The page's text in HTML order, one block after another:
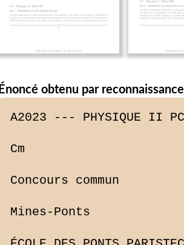
Énoncé obtenu par
A2023 --- PHYSIQUE II PC

Cm

Concours commun

Mines-Ponts

ÉCOLE DES PONTS PARISTECH,
ISAE-SUPAERO, ENSTA PARIS,
TÉLÉCOM PARIS, MINES PARIS,
MINES SAINT-ÉTIENNE, MINES NANCY,
IMT ATLANTIQUE, ENSAE PARIS,
CHIMIE PARISTECH - PSL.

Concours Mines-Télécom,
Concours Centrale-Supélec (Cycle International).
CONCOURS 2023
DEUXIÈME ÉPREUVE DE PHYSIQUE

Durée de l'épreuve : 4 heures

L'usage de la calculatrice ou de tout dispositif électronique est interdit.

Les candidats sont priés de mentionner de façon apparente
sur la première page de la copie :

PHYSIQUE II - PC

L'énoncé de cette épreuve comporte 9 pages de texte.

Si, au cours de l'épreuve, un candidat repère ce qui lui semble être une erreur 
d'énontcé, il le
signale sur sa copie et poursuit sa composition en expliquant les raisons des 
initiatives qu'il est
amené à prendre.

Les sujets sont la propriété du GIP CCMP. Ils sont publiés sous les termes de 
la licence
Creative Commons Attribution - Pas d'Utilisation Commerciale - Pas de 
Modification 3.0 France.
Tout autre usage est soumis à une autorisation préalable du Concours commun 
Mines Ponts.

Physique II, année 2025 -- filière PC

Planche à voile et vagues.

Ce sujet étudie de manière quantitative la physique des sports de voile. Dans 
la première partie,
nous proposons une étude détaillée des différentes forces qui permettent à une 
planche à voile
d'avancer sur l'eau en présence de vent sur une mer calme. Dans la seconde 
partie, on étudie la
formation des vagues à la surface de la mer. Ces deux parties sont totalement 
indépendantes.

Les vecteurs sont repérés par des flèches () sauf s'ils sont unitaires, ils 
sont alors spécifiés par
des chapeaux (EUR,). Les applications numériques seront fournies avec 2 
chiffres significatifs.

I Étude de la planche à voile.

La première partie porte sur l'étude de la propulsion des planches à voile, 
dans un modèle
simplifié. Afin de comprendre les différents phénomènes physiques responsables 
du déplacement
de la planche à voile sur un plan d'eau ainsi que des changements de directions 
de la planche,
nous allons nous intéresser tout d'abord à la force propulsive associée au vent.

IA Navigation par vent arrière.

Dans un premier temps, on considère une planche à voile qui se déplace dans la 
même direction
que le vent. La vitesse du vent est supposée constante, elle est caractérisée 
par le vecteur
v, = V,EUR,. La vitesse de la planche à voile est caractérisée par le vecteur 
dv, = v, EUR,, colinéaire
à v,, et telle que ü, + ü, > 0.

La voile est assimilée à un triangle isocèle plein de surface $S, dont l'un des 
deux côtés de
longueur identique a constitue le mât de la voile. L'angle au sommet symétrique 
du triangle
isocèle est appelé a. Le mât de la voile fait un angle Ô avec la verticale. Le 
poids du mât sera
négligé dans cette partie. Le point d'attache du mât sur la planche est noté O.

Dans cette sous-partie, nous supposerons que le plan de la voile est orthogonal 
à la fois à la
direction du vent et au plan contenant la planche. Le plan de la planche est 
supposé horizontal.
Ces différentes informations sont récapitulées sur la figure 1 ci-dessous.

Vy F 2 Ez
Ez Ey
= Ex Cy
oO
Ex nr

Qu

el Voile

de surface S

Ye de .-- Planche
Planche d F
essus Up

Vue de face

FIGURE 1 - Représentation schématisée de la planche et de sa voile.

Page 1/9
Physique II, année 2023 -- filière PC

Afin d'estimer la force propulsive du vent dans la voile dans cette 
configuration particulière, le
modèle le plus simple consiste à supposer que l'air est un gaz homogène composé 
de particules
de masse m se déplaçant à une vitesse v,. Lors du choc avec la voile, ces 
particules cèdent
intégralement leur quantité de mouvement à la voile. On admet que le temps 
caractéristique
T associé à la collision d'une particule d'air avec la voile correspond à celui 
du transfert de sa
quantité de mouvement. On négligera les effets de bord dans ce modèle.

D -- 1. Exprimer le nombre N de particules d'air qui entrent en collision avec 
la voile pendant
un temps Tr en fonction de m, #, v,, Tr et de la masse volumique de l'air notée 
pa.

1 -- 2. En précisant les hypothèses nécessaires, déterminer l'expression de la 
force f associée à
l'impact d'une molécule.

D -- 3. En déduire l'expression de la force propulsive F exercée dans la voile 
par le vent en
fonction de p,, v, et S.

Il existe une valeur d'angle 0 = 04 pour laquelle le mode de propulsion 
envisagé permet un
déplacement en ligne droite dans la direction du vent, sans dérive ou 
changement de direction.
Dans cette configuration, notée ., la force propulsive se répartit 
symétriquement sur les deux
parties de la voile séparées par l'axe (O,EUR,).

D -- 4. Établir l'expression de S en fonction de a et à.

Établir l'expression de la surface S' de la voile située à la droite de la 
verticale et repré-
sentée en grisé sur la vue de face de la figure 1. On exprimera Sen fonction de 
à, a et

Û.

En déduire que la configuration .7 est caractérisée par la relation

sin
tan 03 -- 2 ca

Déterminer la valeur numérique de 44 pour une voile dont l'angle au sommet est 
a = 60°.

Le modèle simple de collision entre les molécules d'air et la voile ne donne 
qu'une estimation de
l'ordre de grandeur de la force propulsive sur la voile. En effet, ce modèle 
néglige complètement
la mécanique des fluides autour de la voile. En particulier, les écoulements de 
l'air autour de la
voile ne sont pas pris en compte. Lors de la mesure de ces écoulements en 
soufflerie avec une
voile fixe, rigide et perpendiculaire au vent, on trouve une force propulsive 
phénoménologique
colinéaire à la direction du vent de la forme

_ 1 .
Fpro = GPaOS USE, (1)

Dans cette relation, le coefficient sans dimension C, dépend de plusieurs 
facteurs dont la cour-
bure de la voile, son orientation par rapport à l'écoulement moyen mais aussi 
et dans une
moindre mesure de la vitesse du vent. Nous supposerons par la suite que la 
force propulsive est
donnée par la relation (1), avec un coefficient C, indépendant de la vitesse du 
vent.

Par ailleurs, le déplacement de la planche à la surface de l'eau engendre une 
force résistante
entre la planche et l'eau, qui dépend de la vitesse de la planche par rapport à 
l'eau. Nous
supposerons pour simplifier que cette force est de direction opposée à la force 
propulsive, et que
son intensité est donnée par une relation inspirée de la relation (1), soit

Fe 1 nu
Es = -- 5 Pe On Svp (2)

dans laquelle on à utilisé maintenant la masse volumique p. de l'eau, la 
surface de frottement
effective entre la planche et l'eau S; et le coefficient sans dimension C,.

Page 2/9
Physique II, année 2023 -- filière PC

1 -- 5. Lorsque le planche à voile se déplace à une vitesse v,, quelle est 
l'expression de la vitesse
du vent qui souffle dans la voile relativement au référentiel entrainé avec la 
planche ? Ce
vent s'appelle le vent apparent, sa vitesse est notée v,,, c'est elle qu'il 
faut prendre
en compte dans l'expression (1) de la force propulsive .

1 -- 6. En supposant un mouvement uniforme de la planche à voile à la vitesse 
w,, exprimer la

norme de cette vitesse en fonction de vw, et de la quantité o = 1/ PS.

Est-il possible pour la planche à voile d'aller plus vite que le vent ?

IB Navigation « au près ».

Jusqu'à présent, le déplacement de la planche à voile a été décrit dans le même 
sens que le
vent. On considère maintenant une planche à voile qui « remonte au vent ». Cela 
veut dire en
pratique que le produit scalaire de la vitesse du vent par celle de la planche 
à voile est négatif
Uy * Up < 0. Afin de préciser les choses, on définit la direction de navigation comme l'angle f entre la vitesse du vent et celle de la planche de telle manière que : ü, + ü, = --w,uv, cos So, avec 0 < 55 < T/2, we = [féull et v, = [fo Cet angle est représenté sur la figure 2 ci-dessous sur laquelle on à également indiqué la présence d'une dérive sous la planche. Cette dérive, placée sur l'axe de symétrie de la planche, assure la stabilité du mouvement et permet l'appui nécessaire pour orienter la vitesse de la planche dans une direction différente de celle du vent. Son effet sera pris en compte dans notre modèle de façon effective. Bo Vue de dessus Dérive FIGURE 2 - La planche remonte le vent. D -- 7. Dans le cas d'une planche qui remonte au vent, démontrer que la norme v,, de la vitesse Vy du vent apparent est supérieure à celle de la vitesse v, du vent réel. Lorsque la planche à voile se déplace en remontant au vent, l'orientation de la voile par rapport au vent apparent influence fortement la force générée par le vent. Des mesures en souferie permettent de montrer que la voile se comporte dans ce cas de manière similaire à une aile d'avion : le vent génère d'une part une force dans la direction orthogonale à celle du vent apparent et d'autre part une force dans la même direction et le même sens que le vent apparent. Page 3/9 Physique II, année 2023 -- filière PC Ces deux forces sont appelées respectivement la force de portance et la force de traînée. Elles sont données par les deux relations ci-dessous et représentées sur la figure 3 : = 1 = à 1 = Fer -- D PaCv,1 (B)Sv% EL à et Fi -- ZPaC (8) SE La . (3) Les coefficients C de portance et de traînée dépendent de l'angle B entre le vent apparent et le plan moyen de la voile. Cet angle dit d'attaque est également représenté sur la figure 3. Dans ces relations, les vecteurs EUR], et EUR1A désignent respectivement les vecteurs unitaires associés aux directions parallèle et normale au vent apparent. Les deux forces de portance et de traînée constituent les composantes de la force propulsive Fo qui s'exerce dans la voile au sein de la base (Cr; Êl a; Eta); où CZ désigne le centre des efforts de la voile, c'est-à-dire le point d'application de la force propulsive totale. © LE Vue de dessus | 2: er a Dérive J a EILa FIGURE 3 -- Force propulsive au près. 1 -- 8. On suppose que la vitesse de la planche à voile est cons